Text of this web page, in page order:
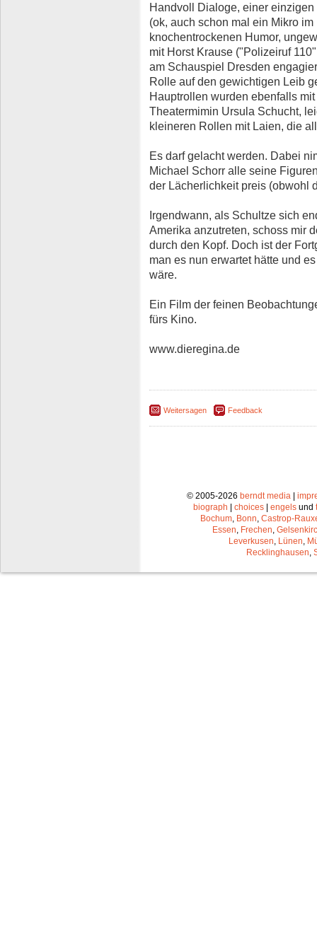
Handvoll Dialoge, einer
(ok, auch schon mal ein Mikro
knochentrockenen Humor,
mit Horst Krause ("Polizeiruf
am Schauspiel Dresden
Rolle auf den gewichtigen Leib
Hauptrollen wurden ebenfalls
Theatermimin Ursula Schucht,
kleineren Rollen mit Laien, die
Es darf gelacht werden. Dabei
Michael Schorr alle seine
der Lächerlichkeit preis (obwohl
Irgendwann, als Schultze sich
Amerika anzutreten, schoss mir
durch den Kopf. Doch ist der
man es nun erwartet hätte und
wäre.
Ein Film der feinen
fürs Kino.
www.dieregina.de
Weitersagen Feedback
© 2005-2026 berndt media |
biograph | choices | engels und
Bochum Bonn Castrop-
Essen Frechen
Leverkusen Lünen
Recklinghausen